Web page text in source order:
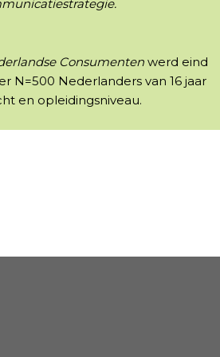
Consumenten werd eind
N=500 Nederlanders van 16 jaar
en opleidingsniveau.